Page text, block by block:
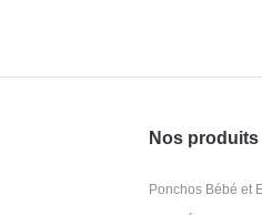
Nos produits
Ponchos Bébé et